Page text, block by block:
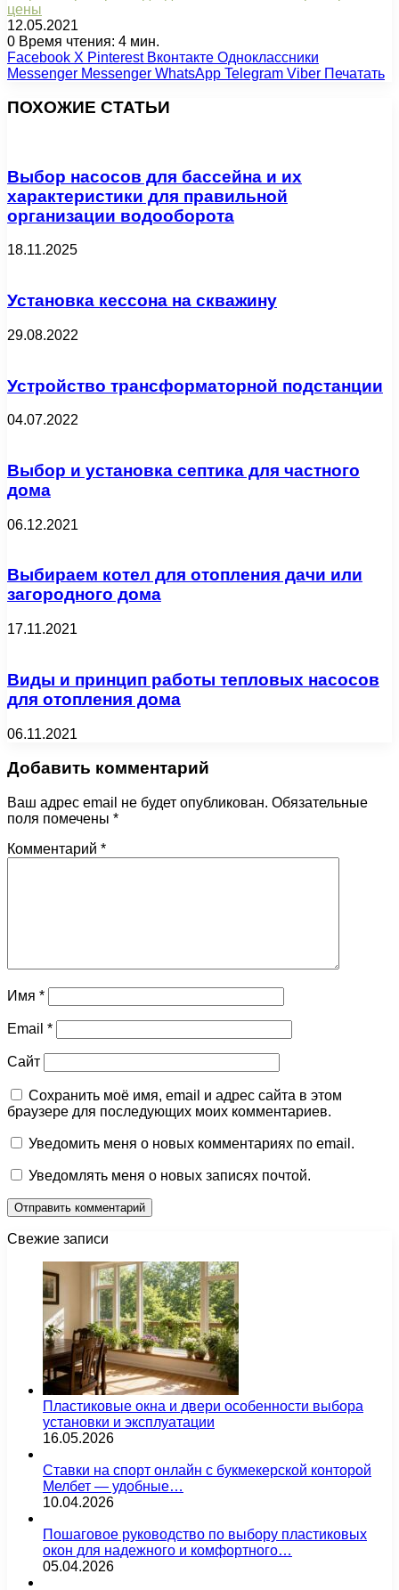
цены
12.05.2021
0 Время чтения: 4 мин.
Facebook X Pinterest Вконтакте Одноклассники
Messenger Messenger WhatsApp Telegram Viber Печатать
ПОХОЖИЕ СТАТЬИ
Выбор насосов для бассейна и их
характеристики для правильной
организации водооборота
18.11.2025
Установка кессона на скважину
29.08.2022
Устройство трансформаторной подстанции
04.07.2022
Выбор и установка септика для частного
дома
06.12.2021
Выбираем котел для отопления дачи или
загородного дома
17.11.2021
Виды и принцип работы тепловых насосов
для отопления дома
06.11.2021
Добавить комментарий
Ваш адрес email не будет опубликован. Обязательные
поля помечены *
Комментарий *
Имя *
Email *
Сайт
Сохранить моё имя, email и адрес сайта в этом
браузере для последующих моих комментариев.
Уведомить меня о новых комментариях по email.
Уведомлять меня о новых записях почтой.
Свежие записи
Пластиковые окна и двери особенности выбора
установки и эксплуатации
16.05.2026
Ставки на спорт онлайн с букмекерской конторой
Мелбет — удобные…
10.04.2026
Пошаговое руководство по выбору пластиковых
окон для надежного и комфортного…
05.04.2026